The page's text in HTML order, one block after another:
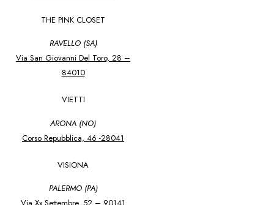
THE PINK CLOSET
RAVELLO (SA)
Via San Giovanni Del Toro, 28 –
84010
VIETTI
ARONA (NO)
Corso Repubblica, 46 -28041
VISIONA
PALERMO (PA)